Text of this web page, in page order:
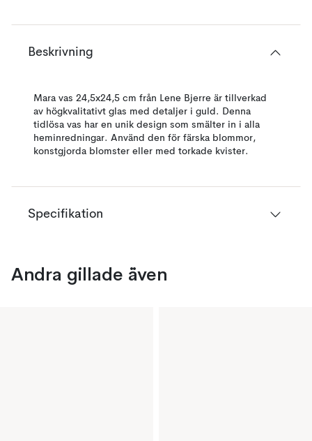
Beskrivning
Mara vas 24,5x24,5 cm från Lene Bjerre är tillverkad
av högkvalitativt glas med detaljer i guld. Denna
tidlösa vas har en unik design som smälter in i alla
heminredningar. Använd den för färska blommor,
konstgjorda blomster eller med torkade kvister.
Specifikation
Andra gillade även